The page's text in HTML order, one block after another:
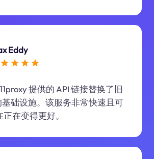
Eddy
提供的 API 链接替换了旧
础设施。该服务非常快速且可
在变得更好。